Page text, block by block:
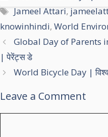
a
t
e
g
o
r
e
T
a
s
Jameel Attari,
knowinhindi, World
Global Day of Parents
| पेरेंट्स डे
World Bicycle Day |
Leave a Comment